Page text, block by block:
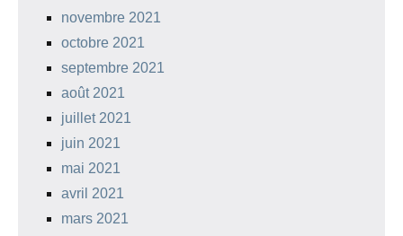
novembre 2021
octobre 2021
septembre 2021
août 2021
juillet 2021
juin 2021
mai 2021
avril 2021
mars 2021